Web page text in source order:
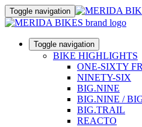
Toggle navigation
Toggle navigation
BIKE HIGHLIGHTS
ONE-SIXTY FR
NINETY-SIX
BIG.NINE
BIG.NINE /
BIG.TRAIL
REACTO